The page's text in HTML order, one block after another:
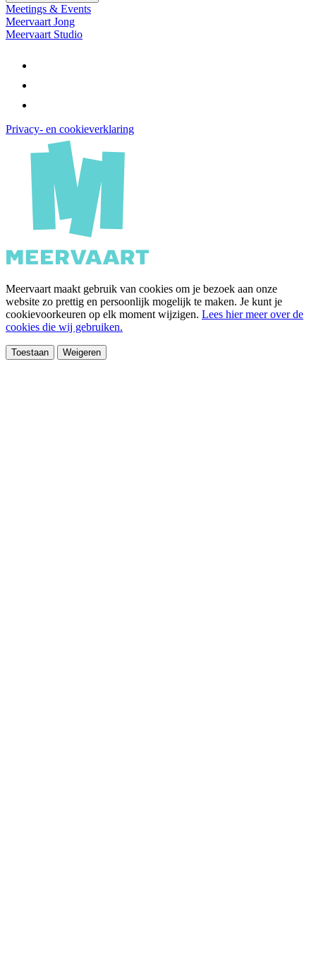
Meetings & Events
Meervaart Jong
Meervaart Studio
Privacy- en cookieverklaring
Meervaart maakt gebruik van cookies om je bezoek aan onze
website zo prettig en persoonlijk mogelijk te maken. Je kunt je
cookievoorkeuren op elk moment wijzigen. Lees hier meer over de
cookies die wij gebruiken.
Toestaan Weigeren